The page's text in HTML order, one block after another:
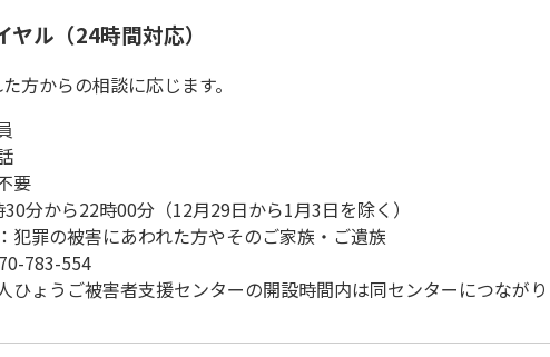
ル（24時間対応）
方からの相談に応じます。
要
分から22時00分（12月29日から1月3日を除く）
犯罪の被害にあわれた方やそのご家族・ご遺族
783-554
ひょうご被害者支援センターの開設時間内は同センターにつなが